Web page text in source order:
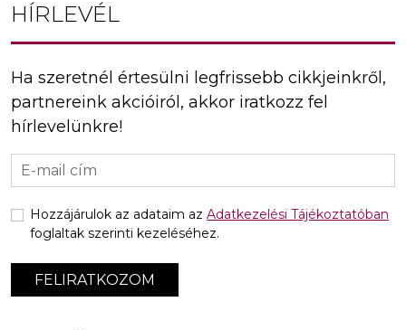
HÍRLEVÉL
Ha szeretnél értesülni legfrissebb cikkjeinkről,
partnereink akcióiról, akkor iratkozz fel
hírlevelünkre!
FELIRATKOZOM
Hozzájárulok az adataim az Adatkezelési Tájékoztatóban
foglaltak szerinti kezeléséhez.